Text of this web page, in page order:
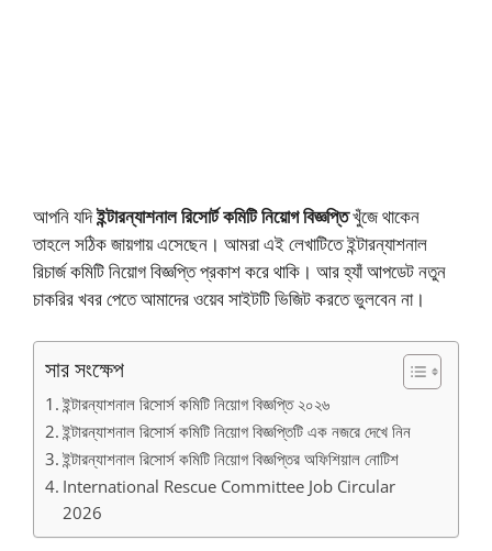
আপনি যদিইন্টারন্যাশনাল রিসোর্ট কমিটি নিয়োগ বিজ্ঞপ্তিখুঁজে থাকেন
তাহলে সঠিক জায়গায় এসেছেন। আমরা এই লেখাটিতে ইন্টারন্যাশনাল
রিচার্জ কমিটি নিয়োগ বিজ্ঞপ্তি প্রকাশ করে থাকি। আর হ্যাঁ আপডেট নতুন
চাকরির খবর পেতে আমাদের ওয়েব সাইটটি ভিজিট করতে ভুলবেন না।
সার সংক্ষেপ
ইন্টারন্যাশনাল রিসোর্স কমিটি নিয়োগ বিজ্ঞপ্তি ২০২৬
ইন্টারন্যাশনাল রিসোর্স কমিটি নিয়োগ বিজ্ঞপ্তিটি এক নজরে দেখে নিন
ইন্টারন্যাশনাল রিসোর্স কমিটি নিয়োগ বিজ্ঞপ্তির অফিশিয়াল নোটিশ
International Rescue Committee Job Circular
2026